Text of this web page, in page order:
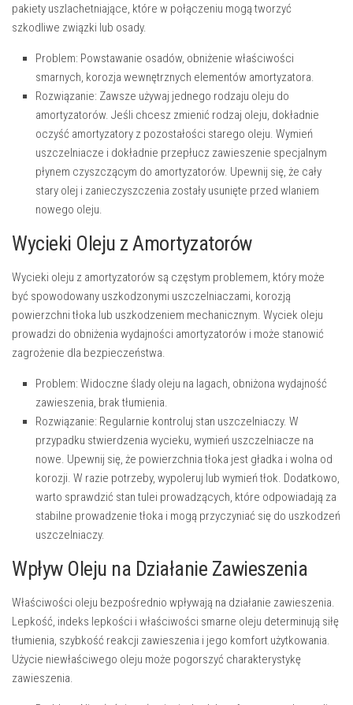
pakiety uszlachetniające, które w połączeniu mogą tworzyć
szkodliwe związki lub osady.
Problem: Powstawanie osadów, obniżenie właściwości
smarnych, korozja wewnętrznych elementów amortyzatora.
Rozwiązanie: Zawsze używaj jednego rodzaju oleju do
amortyzatorów. Jeśli chcesz zmienić rodzaj oleju, dokładnie
oczyść amortyzatory z pozostałości starego oleju. Wymień
uszczelniacze i dokładnie przepłucz zawieszenie specjalnym
płynem czyszczącym do amortyzatorów. Upewnij się, że cały
stary olej i zanieczyszczenia zostały usunięte przed wlaniem
nowego oleju.
Wycieki Oleju z Amortyzatorów
Wycieki oleju z amortyzatorów są częstym problemem, który może
być spowodowany uszkodzonymi uszczelniaczami, korozją
powierzchni tłoka lub uszkodzeniem mechanicznym. Wyciek oleju
prowadzi do obniżenia wydajności amortyzatorów i może stanowić
zagrożenie dla bezpieczeństwa.
Problem: Widoczne ślady oleju na lagach, obniżona wydajność
zawieszenia, brak tłumienia.
Rozwiązanie: Regularnie kontroluj stan uszczelniaczy. W
przypadku stwierdzenia wycieku, wymień uszczelniacze na
nowe. Upewnij się, że powierzchnia tłoka jest gładka i wolna od
korozji. W razie potrzeby, wypoleruj lub wymień tłok. Dodatkowo,
warto sprawdzić stan tulei prowadzących, które odpowiadają za
stabilne prowadzenie tłoka i mogą przyczyniać się do uszkodzeń
uszczelniaczy.
Wpływ Oleju na Działanie Zawieszenia
Właściwości oleju bezpośrednio wpływają na działanie zawieszenia.
Lepkość, indeks lepkości i właściwości smarne oleju determinują siłę
tłumienia, szybkość reakcji zawieszenia i jego komfort użytkowania.
Użycie niewłaściwego oleju może pogorszyć charakterystykę
zawieszenia.